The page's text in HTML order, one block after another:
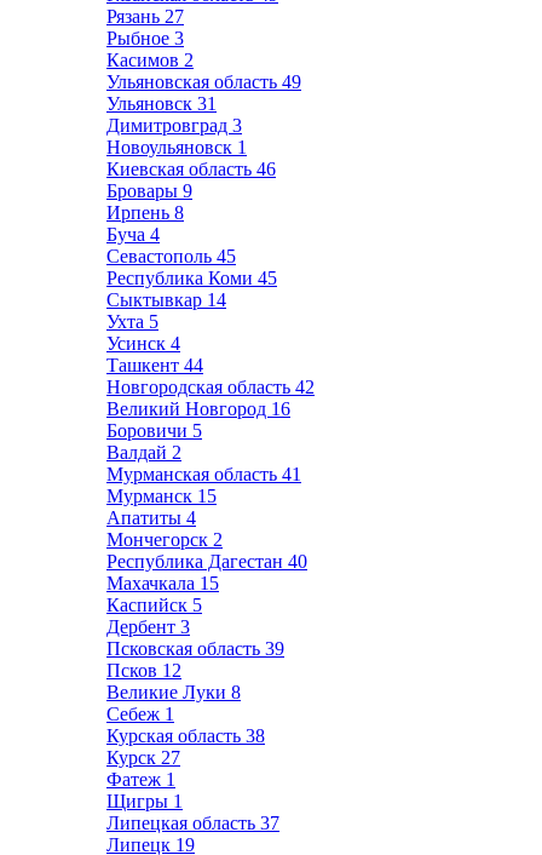
Рязань 27
Рыбное 3
Касимов 2
Ульяновская область 49
Ульяновск 31
Димитровград 3
Новоульяновск 1
Киевская область 46
Бровары 9
Ирпень 8
Буча 4
Севастополь 45
Республика Коми 45
Сыктывкар 14
Ухта 5
Усинск 4
Ташкент 44
Новгородская область 42
Великий Новгород 16
Боровичи 5
Валдай 2
Мурманская область 41
Мурманск 15
Апатиты 4
Мончегорск 2
Республика Дагестан 40
Махачкала 15
Каспийск 5
Дербент 3
Псковская область 39
Псков 12
Великие Луки 8
Себеж 1
Курская область 38
Курск 27
Фатеж 1
Щигры 1
Липецкая область 37
Липецк 19